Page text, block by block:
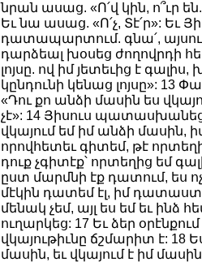
նրան ասաց. «Ո՛վ կին, ո՞ւր
Եւ նա ասաց. «Ո՛չ, Տէ՛ր»: Եւ
դատապարտում. գնա՛,
դարձեալ խօսեց ժողովրդի
լոյսը. ով իմ յետեւից է գալիս,
կընդունի կենաց լոյսը»: 13
«Դու քո անձի մասին ես
չէ»: 14 Յիսուս
վկայում եմ իմ անձի մասին,
որովհետեւ գիտեմ, թէ
դուք չգիտէք՝ որտեղից եմ
ըստ մարմնի էք դատում, ես
մէկին դատեմ էլ, իմ
մենակ չեմ, այլ ես եմ եւ ինձ
ուղարկեց: 17 Եւ ձեր
վկայութիւնը ճշմարիտ է: 18
մասին, եւ վկայում է իմ